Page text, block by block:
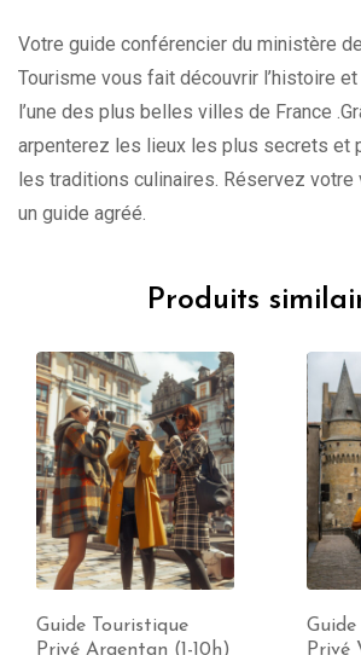
Votre guide conférencier du ministère
Tourisme vous fait découvrir l’histoire
l’une des plus belles villes de France
arpenterez les lieux les plus secrets et
les traditions culinaires. Réservez
un guide agréé.
Produits
Guide Touristique
Privé Argentan (1-10h)
Privé